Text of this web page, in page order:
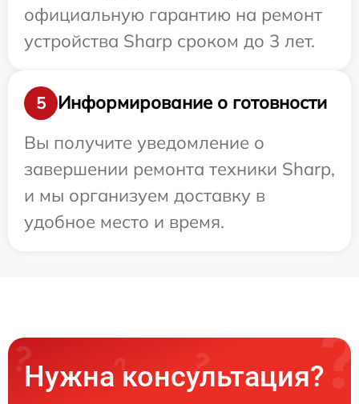
официальную гарантию на ремонт
устройства Sharp сроком до 3 лет.
5
Информирование о готовности
Вы получите уведомление о
завершении ремонта техники Sharp,
и мы организуем доставку в
удобное место и время.
Нужна консультация?